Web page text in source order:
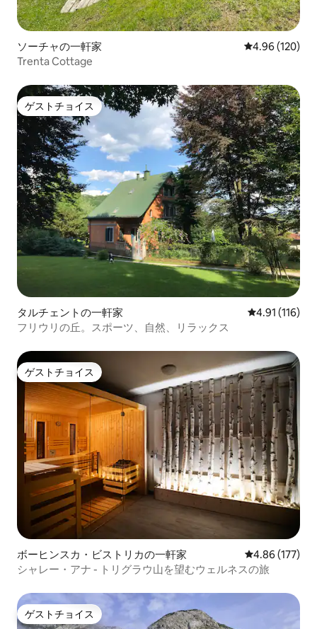
ソーチャの一軒家 レビュー120
4.96 (120)
Trenta Cottage
ゲストチョイス
ゲストチョイス
タルチェントの一軒家 レビュー116
4.91 (116)
フリウリの丘。スポーツ、自然、リラックス
ゲストチョイス
ゲストチョイス
ボーヒンスカ・ビストリカの一軒家 レビュー177
4.86 (177)
シャレー・アナ - トリグラウ山を望むウェルネスの旅
ゲストチョイス
ゲストチョイス